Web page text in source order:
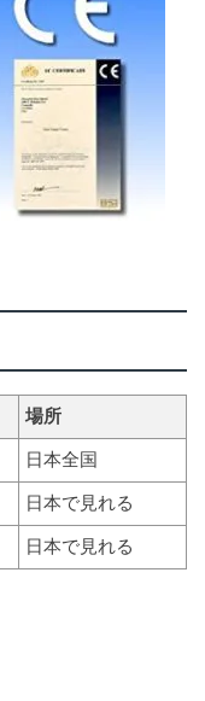
場所
日本全国
日本で見れる
日本で見れる